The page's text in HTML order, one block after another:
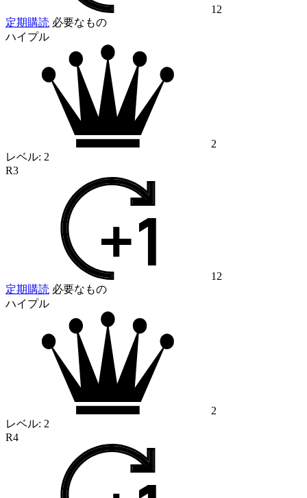
12
定期購読 必要なもの
ハイプル
2
レベル: 2
R3
12
定期購読 必要なもの
ハイプル
2
レベル: 2
R4